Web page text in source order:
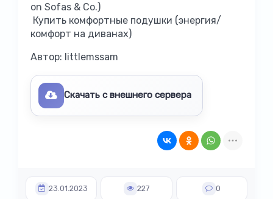
on Sofas & Co.)
Купить комфортные подушки (энергия/
комфорт на диванах)
Автор: littlemssam
Скачать с внешнего сервера
23.01.2023 227 0